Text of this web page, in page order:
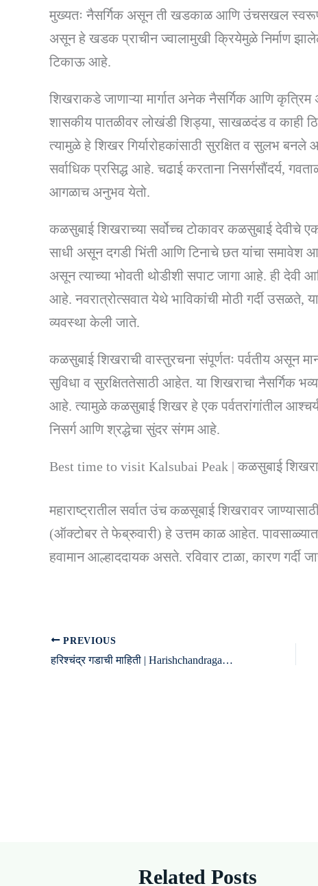
मुख्यतः नैसर्गिक असून ती खडकाळ आणि उंचसखल
असून हे खडक प्राचीन ज्वालामुखी क्रियेमुळे निर्माण
टिकाऊ आहे.
शिखराकडे जाणाऱ्या मार्गात अनेक नैसर्गिक आणि
शासकीय पातळीवर लोखंडी शिड्या, साखळदंड व काही
त्यामुळे हे शिखर गिर्यारोहकांसाठी सुरक्षित व सुलभ बनले
सर्वाधिक प्रसिद्ध आहे. चढाई करताना निसर्गसौंदर्य,
आगळाच अनुभव येतो.
कळसुबाई शिखराच्या सर्वोच्च टोकावर कळसुबाई देवीचे
साधी असून दगडी भिंती आणि टिनाचे छत यांचा समावेश
असून त्याच्या भोवती थोडीशी सपाट जागा आहे. ही देवी
आहे. नवरात्रोत्सवात येथे भाविकांची मोठी गर्दी उसळते,
व्यवस्था केली जाते.
कळसुबाई शिखराची वास्तुरचना संपूर्णतः पर्वतीय असून
सुविधा व सुरक्षिततेसाठी आहेत. या शिखराचा नैसर्गिक
आहे. त्यामुळे कळसुबाई शिखर हे एक पर्वतरांगांतील
निसर्ग आणि श्रद्धेचा सुंदर संगम आहे.
Best time to visit Kalsubai Peak | कळसुबाई
महाराष्ट्रातील सर्वात उंच कळसूबाई शिखरावर
(ऑक्टोबर ते फेब्रुवारी) हे उत्तम काळ आहेत. पावसाळ्यात
हवामान आल्हाददायक असते. रविवार टाळा, कारण गर्दी
PREVIOUS
हरिश्चंद्र गडाची माहिती | Harishchandragad Fort information in Marathi
Related Posts